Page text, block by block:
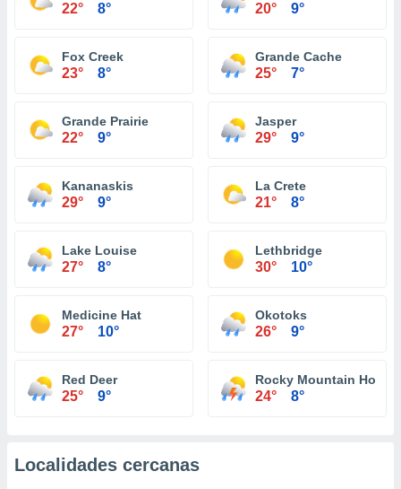
22° 8° 20° 9°
Fox Creek
23° 8°
Grande Cache
25° 7°
Grande Prairie
22° 9°
Jasper
29° 9°
Kananaskis
29° 9°
La Crete
21° 8°
Lake Louise
27° 8°
Lethbridge
30° 10°
Medicine Hat
27° 10°
Okotoks
26° 9°
Red Deer
25° 9°
Rocky Mountain House
24° 8°
Localidades cercanas